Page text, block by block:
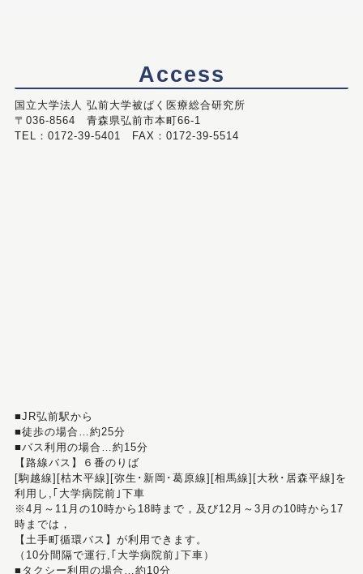
Access
国立大学法人 弘前大学被ばく医療総合研究所
〒036-8564 青森県弘前市本町66-1
TEL：0172-39-5401 FAX：0172-39-5514
■JR弘前駅から
■徒歩の場合…約25分
■バス利用の場合…約15分
【路線バス】６番のりば
[駒越線][枯木平線][弥生･新岡･葛原線][相馬線][大秋･居森平線]を
利用し,｢大学病院前｣下車
※4月～11月の10時から18時まで，及び12月～3月の10時から17
時までは，
【土手町循環バス】が利用できます。
（10分間隔で運行,｢大学病院前｣下車）
■タクシー利用の場合…約10分